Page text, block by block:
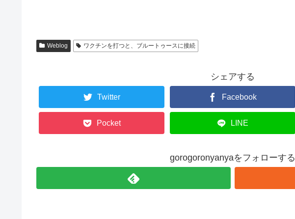
Weblog ワクチンを打つと、ブルートゥースに接続
シェアする
Twitter Facebook
Pocket LINE
gorogoronyanyaをフォローする